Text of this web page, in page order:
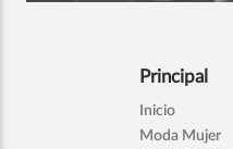
Principal
Inicio
Moda Mujer